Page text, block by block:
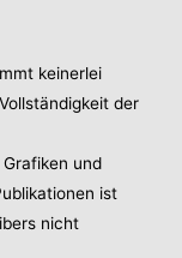
keinerlei
der
und
ist
nicht